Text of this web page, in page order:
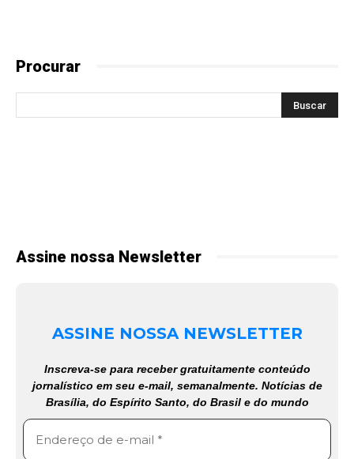
Procurar
Assine nossa Newsletter
ASSINE NOSSA NEWSLETTER
Inscreva-se para receber gratuitamente conteúdo
jornalístico em seu e-mail, semanalmente. Notícias de
Brasília, do Espírito Santo, do Brasil e do mundo